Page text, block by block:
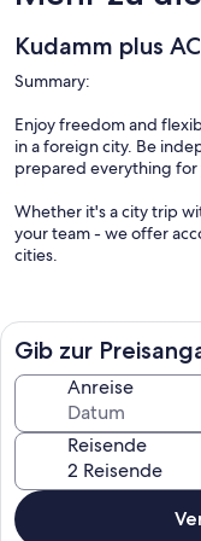
Kudamm plus
Summary:
Enjoy freedom and
in a foreign city. Be
prepared everything for
Whether it's a city trip
your team - we offer
cities.
amenities that leave
Homaris tells its own
The Space:
The former commercial
Located on the
store was converted
Gib zur
Anreise
Reisende